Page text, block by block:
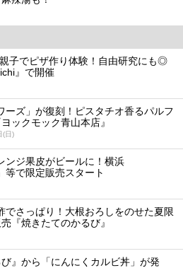
子でピザ作り体験！自由研究にも◎
』で開催
ーズ」が復刻！ピスタチオ香るパルフ
ックモック青山本店』
(日)
ンジ果皮がビールに！横浜
等で限定販売スタート
でさっぱり！大根おろしをのせた夏限
『焼きたてのかるび』
び』から「にんにくカルビ丼」が発